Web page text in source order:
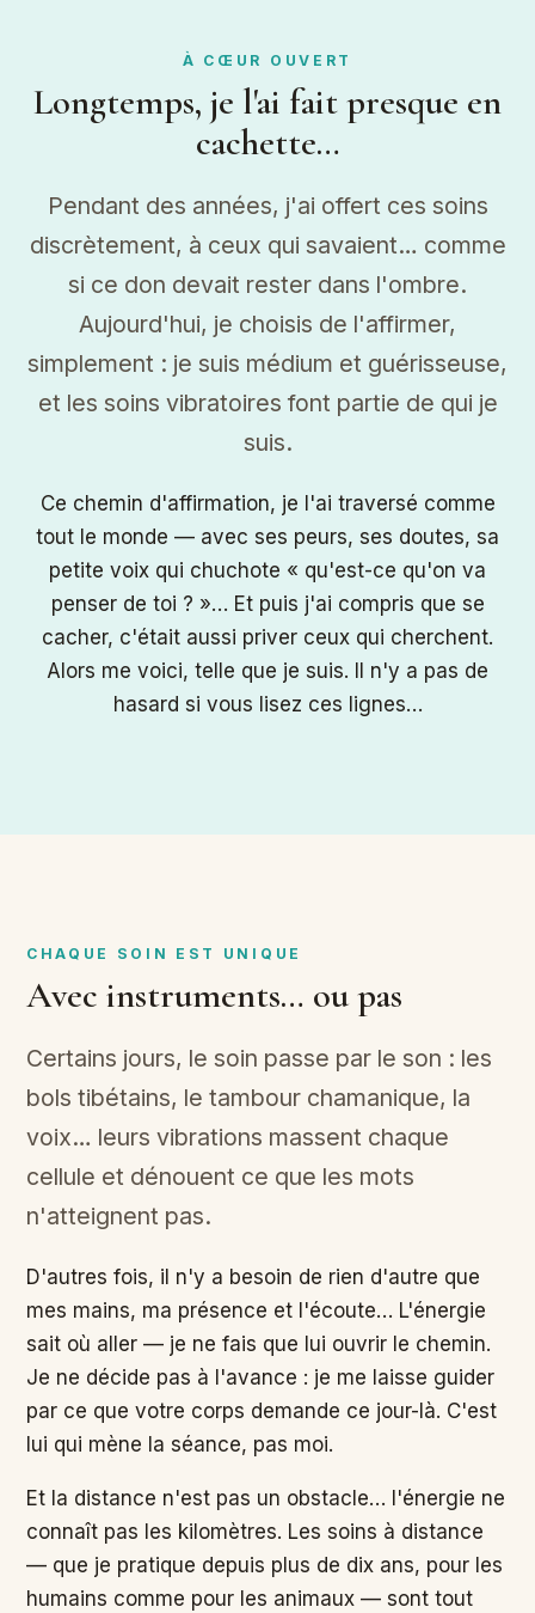
À CŒUR OUVERT
Longtemps, je l'ai fait presque en
cachette…
Pendant des années, j'ai offert ces soins
discrètement, à ceux qui savaient… comme
si ce don devait rester dans l'ombre.
Aujourd'hui, je choisis de l'affirmer,
simplement : je suis médium et guérisseuse,
et les soins vibratoires font partie de qui je
suis.
Ce chemin d'affirmation, je l'ai traversé comme
tout le monde — avec ses peurs, ses doutes, sa
petite voix qui chuchote « qu'est-ce qu'on va
penser de toi ? »… Et puis j'ai compris que se
cacher, c'était aussi priver ceux qui cherchent.
Alors me voici, telle que je suis. Il n'y a pas de
hasard si vous lisez ces lignes…
CHAQUE SOIN EST UNIQUE
Avec instruments… ou pas
Certains jours, le soin passe par le son : les
bols tibétains, le tambour chamanique, la
voix… leurs vibrations massent chaque
cellule et dénouent ce que les mots
n'atteignent pas.
D'autres fois, il n'y a besoin de rien d'autre que
mes mains, ma présence et l'écoute… L'énergie
sait où aller — je ne fais que lui ouvrir le chemin.
Je ne décide pas à l'avance : je me laisse guider
par ce que votre corps demande ce jour-là. C'est
lui qui mène la séance, pas moi.
Et la distance n'est pas un obstacle… l'énergie ne
connaît pas les kilomètres. Les soins à distance
— que je pratique depuis plus de dix ans, pour les
humains comme pour les animaux — sont tout